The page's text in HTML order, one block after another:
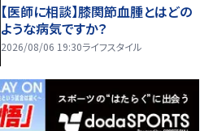
【医師に相談】膝関節血腫とはどの
ような病気ですか？
2026/08/06 19:30ライフスタイル